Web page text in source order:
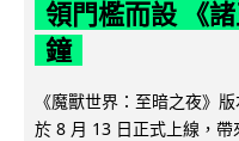
領門檻而設 《
鐘
《魔獸世界：至暗之夜》
於 8 月 13 日正式上線，